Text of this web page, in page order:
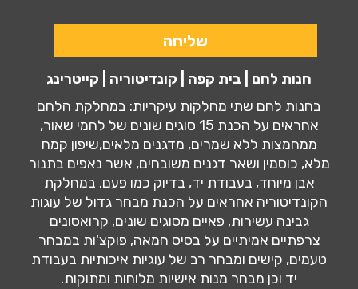
חנות לחם | בית קפה | קונדיטוריה | קייטרינג
בחנות לחם שתי מחלקות עיקריות: במחלקת הלחם
אחראים על הכנת 15 סוגים שונים של לחמי שאור,
ממחמצות ללא שמרים, מדגנים מלאים,שיפון קמח
מלא, כוסמין ושאר דגנים משובחים, אשר נאפים בתנור
אבן מיוחד, בעבודת יד, בדיוק כמו פעם. במחלקת
הקונדיטוריה אחראים על הכנת מבחר גדול של עוגות
גבינה עשירות, פאיים מסוגים שונים, קרואסונים
צרפתיים אמיתיים על בסיס חמאה, פוקצ'ות במבחר
טעמים, קישים ומבחר רב של עוגיות איכותיות בעבודת
יד וכן מבחר מנות אישיות מלוחות ומתוקות.